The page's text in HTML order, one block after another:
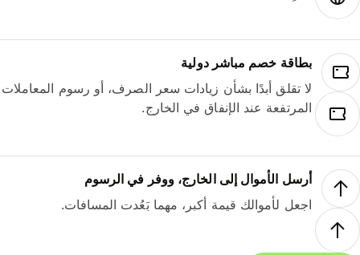
بطاقة خصم مباشر دولية
لا تقلق أبدًا بشأن زيادات سعر الصرف، أو رسوم المعاملات
المرتفعة عند الإنفاق في الخارج.
أرسل الأموال إلى الخارج، ووفر في الرسوم
اجعل لأموالك قيمة أكبر، مهما بَعُدت المسافات.